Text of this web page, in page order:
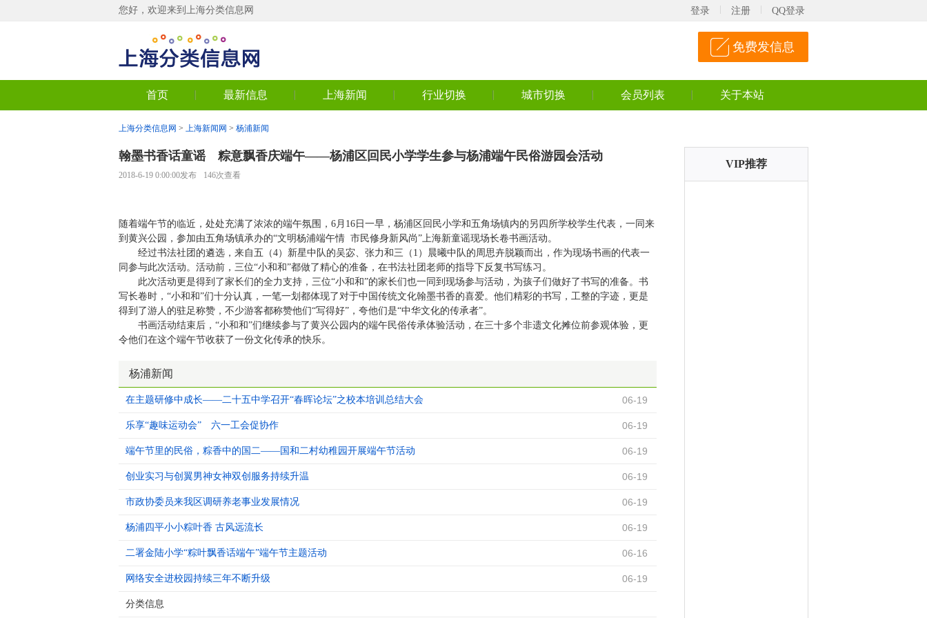
您好，欢迎来到上海分类信息网 登录 注册 QQ登录
免费发信息
首页 最新信息 上海新闻 行业切换 城市切换 会员列表 关于本站
上海分类信息网 > 上海新闻网 > 杨浦新闻
翰墨书香话童谣 粽意飘香庆端午——杨浦区回民小学学生参与杨浦端午民俗游园会活动
2018-6-19 0:00:00发布 146次查看
随着端午节的临近，处处充满了浓浓的端午氛围，6月16日一早，杨浦区回民小学和五角场镇内的另四所学校学生代表，一同来
到黄兴公园，参加由五角场镇承办的“文明杨浦端午情 市民修身新风尚”上海新童谣现场长卷书画活动。
经过书法社团的遴选，来自五（4）新星中队的吴宓、张力和三（1）晨曦中队的周思卉脱颖而出，作为现场书画的代表一
同参与此次活动。活动前，三位“小和和”都做了精心的准备，在书法社团老师的指导下反复书写练习。
此次活动更是得到了家长们的全力支持，三位“小和和”的家长们也一同到现场参与活动，为孩子们做好了书写的准备。书
写长卷时，“小和和”们十分认真，一笔一划都体现了对于中国传统文化翰墨书香的喜爱。他们精彩的书写，工整的字迹，更是
得到了游人的驻足称赞，不少游客都称赞他们“写得好”，夸他们是“中华文化的传承者”。
书画活动结束后，“小和和”们继续参与了黄兴公园内的端午民俗传承体验活动，在三十多个非遗文化摊位前参观体验，更
令他们在这个端午节收获了一份文化传承的快乐。
杨浦新闻
在主题研修中成长——二十五中学召开“春晖论坛”之校本培训总结大会 06-19
乐享“趣味运动会” 六一工会促协作 06-19
端午节里的民俗，粽香中的国二——国和二村幼稚园开展端午节活动 06-19
创业实习与创翼男神女神双创服务持续升温 06-19
市政协委员来我区调研养老事业发展情况 06-19
杨浦四平小小粽叶香 古风远流长 06-19
二署金陆小学“粽叶飘香话端午”端午节主题活动 06-16
网络安全进校园持续三年不断升级 06-19
分类信息
VIP推荐